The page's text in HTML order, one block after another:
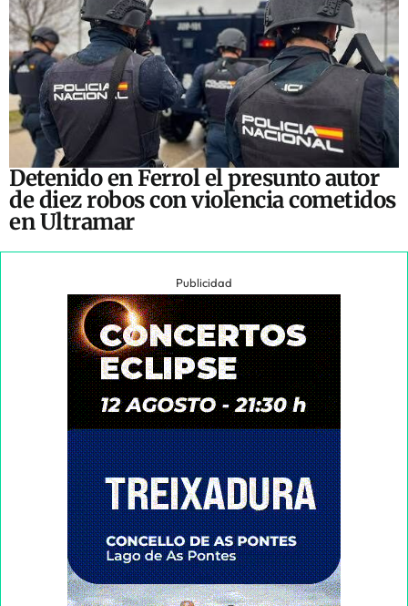
Detenido en Ferrol el presunto autor
de diez robos con violencia cometidos
en Ultramar
Publicidad